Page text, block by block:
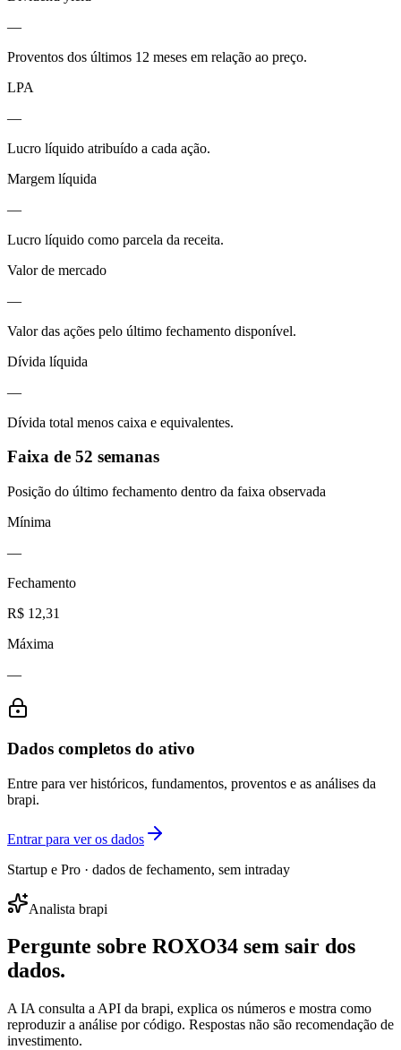
—
Proventos dos últimos 12 meses em relação ao preço.
LPA
—
Lucro líquido atribuído a cada ação.
Margem líquida
—
Lucro líquido como parcela da receita.
Valor de mercado
—
Valor das ações pelo último fechamento disponível.
Dívida líquida
—
Dívida total menos caixa e equivalentes.
Faixa de 52 semanas
Posição do último fechamento dentro da faixa observada
Mínima
—
Fechamento
R$ 12,31
Máxima
—
Dados completos do ativo
Entre para ver históricos, fundamentos, proventos e as análises da
brapi.
Entrar para ver os dados
Startup e Pro · dados de fechamento, sem intraday
Analista brapi
Pergunte sobre ROXO34 sem sair dos
dados.
A IA consulta a API da brapi, explica os números e mostra como
reproduzir a análise por código. Respostas não são recomendação de
investimento.